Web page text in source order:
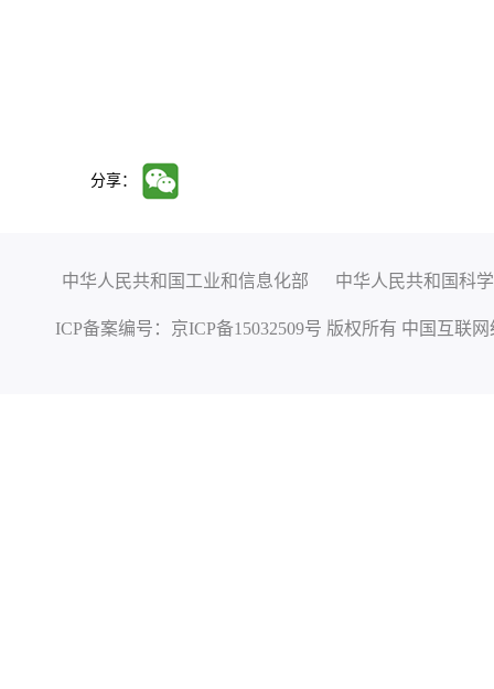
分享：
中华人民共和国工业和信息化部 中华人民共和国科
ICP备案编号： 京ICP备15032509号 版权所有 中国互联